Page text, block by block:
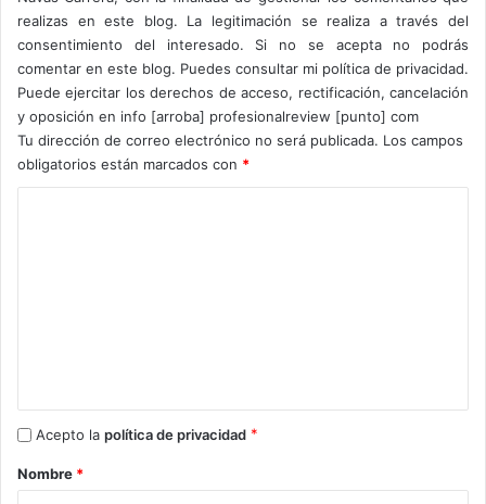
industriales, juegos digitales y ordenadores ligeros.
Según nos comenta la propia AMD;
‘’AMD EPYC
Embedded 3000 sube el listón en cuanto a rendimiento de
virtualización de funciones, redes definidas por software y
aplicaciones de almacenamiento en red. AMD Ryzen
Embedded V1000 reúne la arquitectura básica «Zen» y la
La gama de procesadores AMD EPYC
3000 ofrece:
realizas en este blog. La legitimación se realiza a través del
consentimiento del interesado. Si no se acepta no podrás
comentar en este blog. Puedes consultar mi política de privacidad.
Puede ejercitar los derechos de acceso, rectificación, cancelación
y oposición en info [arroba] profesionalreview [punto] com
Tu dirección de correo electrónico no será publicada. Los campos
obligatorios están marcados con *
r
o
Acepto la política de privacidad *
Nombre *